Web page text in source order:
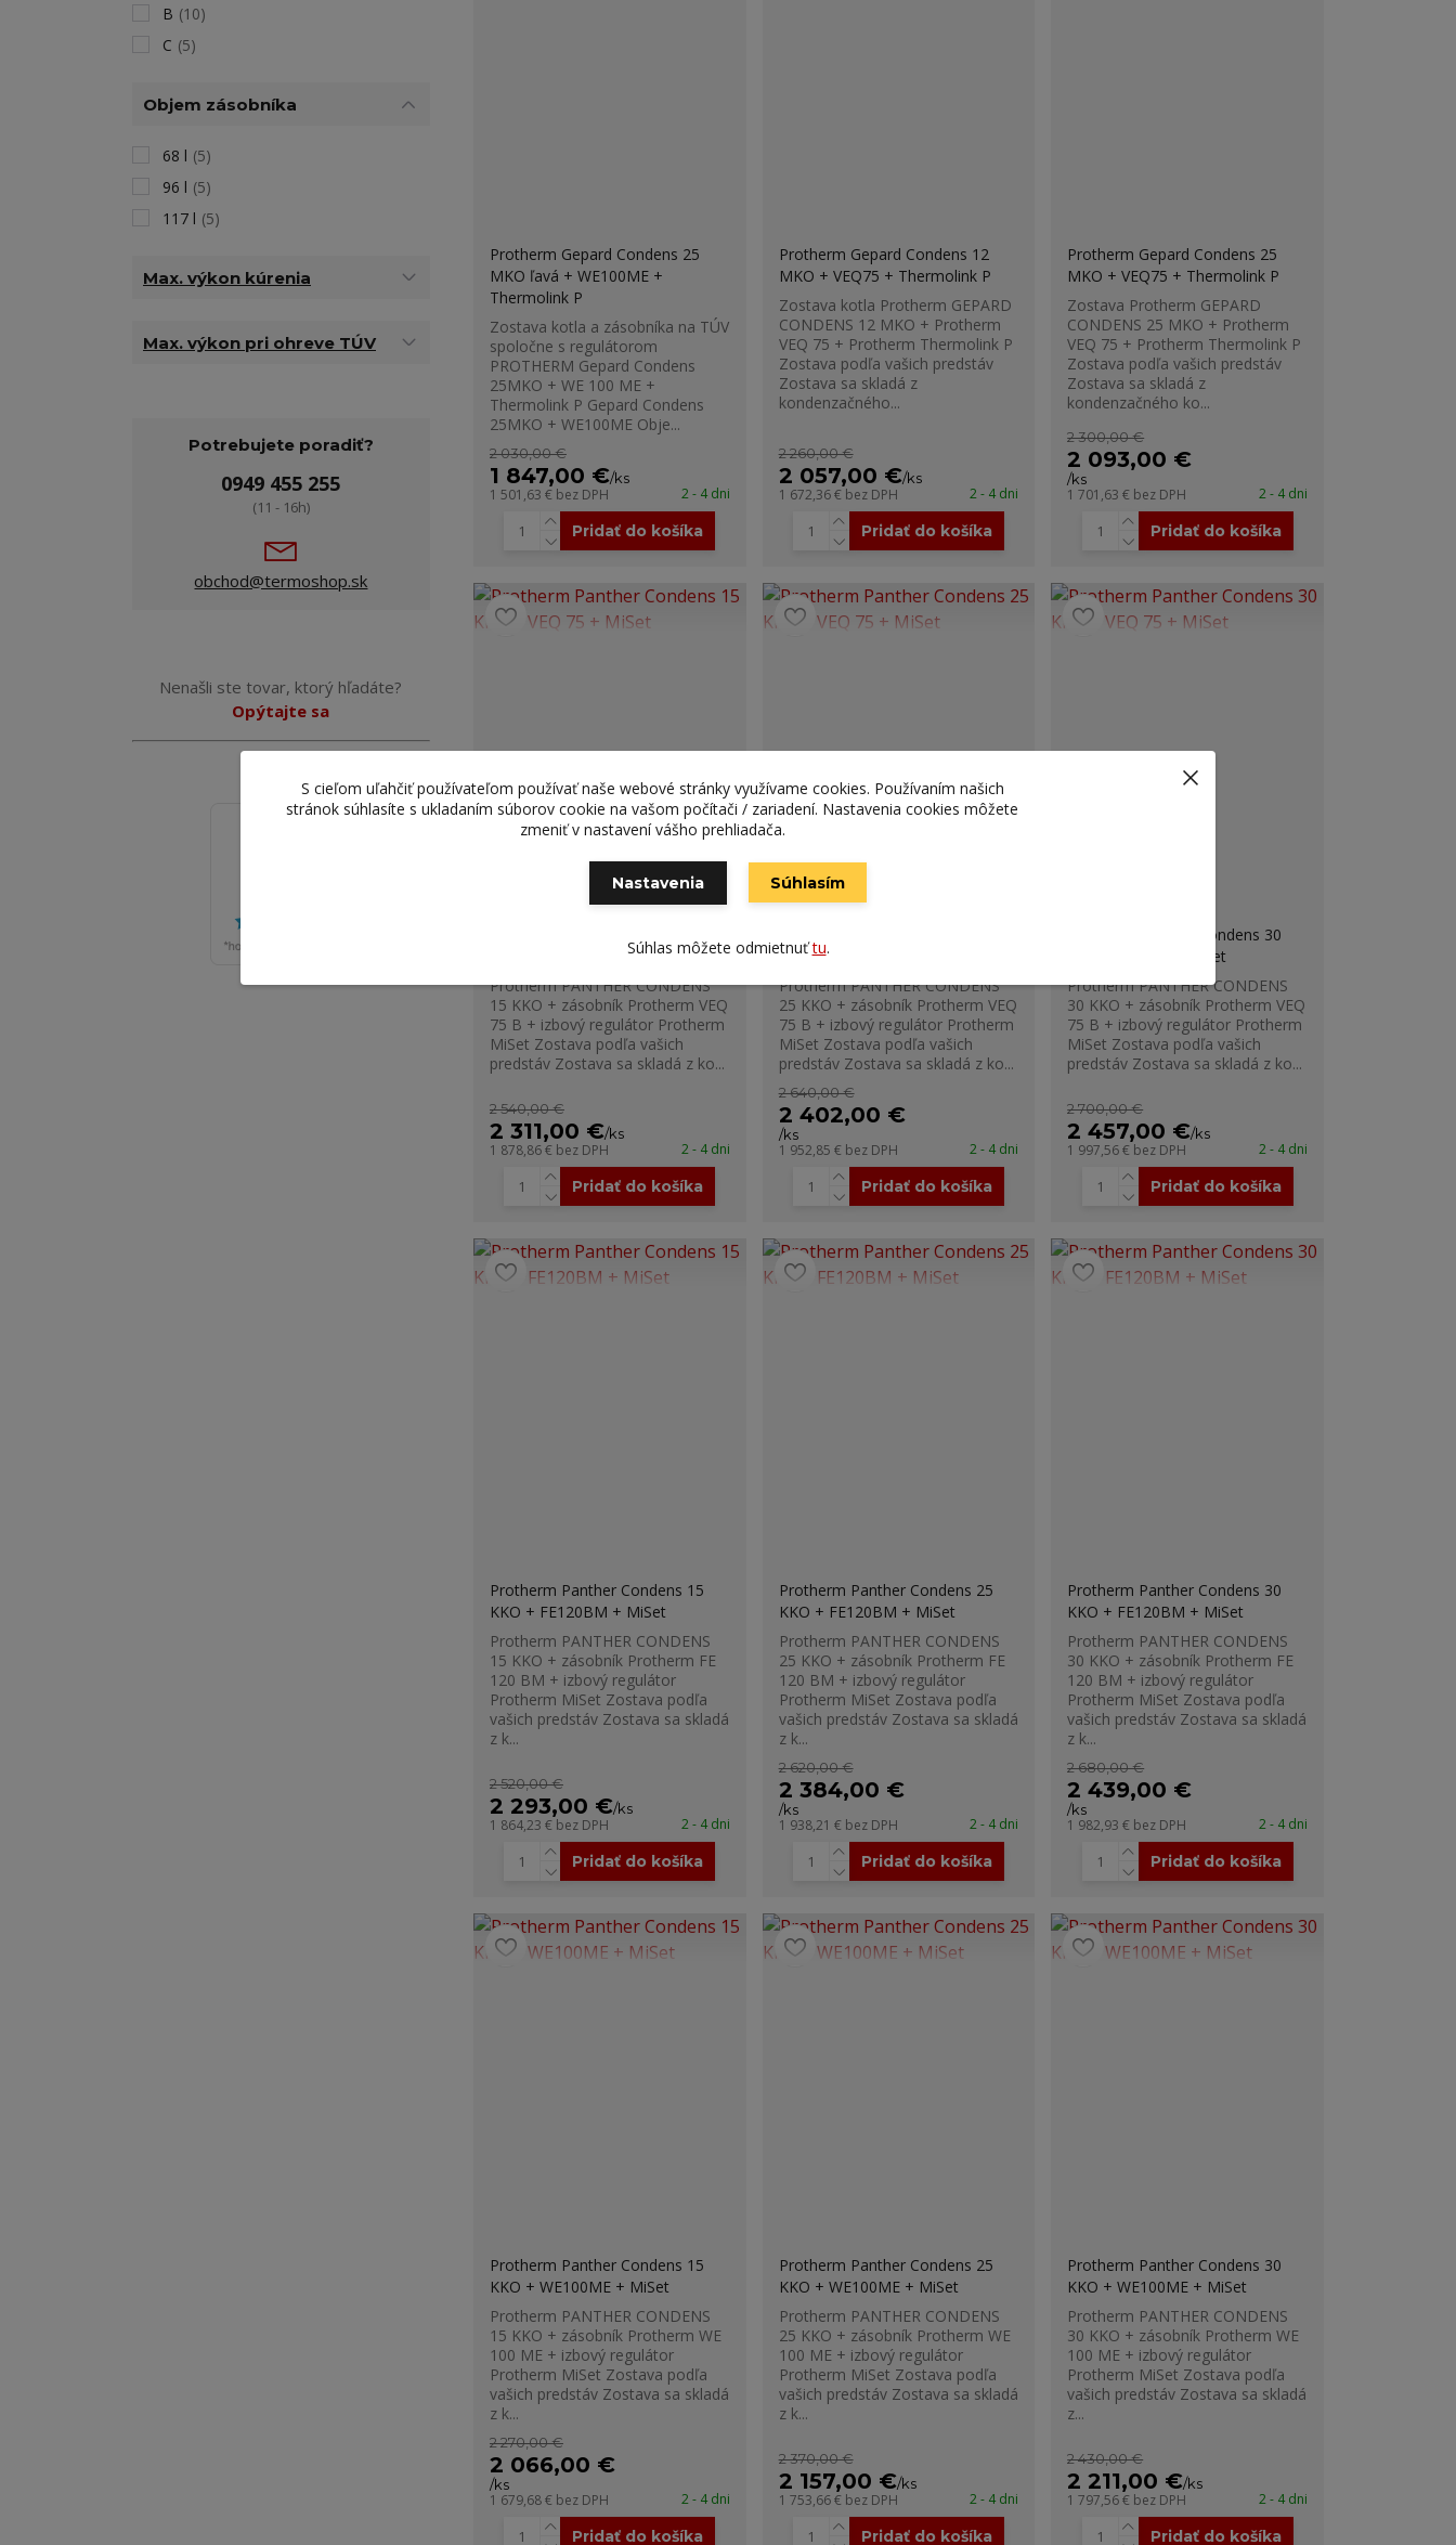
Protherm Gepard Condens 25
MKO ľavá + WE100ME +
Thermolink P
Zostava kotla a zásobníka na TÚV
spoločne s regulátorom
PROTHERM Gepard Condens
25MKO + WE 100 ME +
Thermolink P Gepard Condens
25MKO + WE100ME Obje...
2 030,00 €
1 847,00 €/ks
1 501,63 € bez DPH 2 - 4 dni
Pridať do košíka
Protherm Gepard Condens 12
MKO + VEQ75 + Thermolink P
Zostava kotla Protherm GEPARD
CONDENS 12 MKO + Protherm
VEQ 75 + Protherm Thermolink P
Zostava podľa vašich predstáv
Zostava sa skladá z
kondenzačného...
2 260,00 €
2 057,00 €/ks
1 672,36 € bez DPH 2 - 4 dni
Pridať do košíka
Protherm Gepard Condens 25
MKO + VEQ75 + Thermolink P
Zostava Protherm GEPARD
CONDENS 25 MKO + Protherm
VEQ 75 + Protherm Thermolink P
Zostava podľa vašich predstáv
Zostava sa skladá z
kondenzačného ko...
2 300,00 €
2 093,00 €
/ks
1 701,63 € bez DPH 2 - 4 dni
Pridať do košíka
KKO + VEQ 75 + MiSet
Protherm PANTHER CONDENS
15 KKO + zásobník Protherm VEQ
75 B + izbový regulátor Protherm
MiSet Zostava podľa vašich
predstáv Zostava sa skladá z ko...
2 540,00 €
2 311,00 €/ks
1 878,86 € bez DPH 2 - 4 dni
Pridať do košíka
KKO + VEQ 75 + MiSet
Protherm PANTHER CONDENS
25 KKO + zásobník Protherm VEQ
75 B + izbový regulátor Protherm
MiSet Zostava podľa vašich
predstáv Zostava sa skladá z ko...
2 640,00 €
2 402,00 €
/ks
1 952,85 € bez DPH 2 - 4 dni
Pridať do košíka
Protherm Panther Condens 30
KKO + VEQ 75 + MiSet
Protherm PANTHER CONDENS
30 KKO + zásobník Protherm VEQ
75 B + izbový regulátor Protherm
MiSet Zostava podľa vašich
predstáv Zostava sa skladá z ko...
2 700,00 €
2 457,00 €/ks
1 997,56 € bez DPH 2 - 4 dni
Pridať do košíka
Protherm Panther Condens 15
KKO + FE120BM + MiSet
Protherm PANTHER CONDENS
15 KKO + zásobník Protherm FE
120 BM + izbový regulátor
Protherm MiSet Zostava podľa
vašich predstáv Zostava sa skladá
z k...
2 520,00 €
2 293,00 €/ks
1 864,23 € bez DPH 2 - 4 dni
Pridať do košíka
Protherm Panther Condens 25
KKO + FE120BM + MiSet
Protherm PANTHER CONDENS
25 KKO + zásobník Protherm FE
120 BM + izbový regulátor
Protherm MiSet Zostava podľa
vašich predstáv Zostava sa skladá
z k...
2 620,00 €
2 384,00 €
/ks
1 938,21 € bez DPH 2 - 4 dni
Pridať do košíka
Protherm Panther Condens 30
KKO + FE120BM + MiSet
Protherm PANTHER CONDENS
30 KKO + zásobník Protherm FE
120 BM + izbový regulátor
Protherm MiSet Zostava podľa
vašich predstáv Zostava sa skladá
z k...
2 680,00 €
2 439,00 €
/ks
1 982,93 € bez DPH 2 - 4 dni
Pridať do košíka
Protherm Panther Condens 15
KKO + WE100ME + MiSet
Protherm PANTHER CONDENS
15 KKO + zásobník Protherm WE
100 ME + izbový regulátor
Protherm MiSet Zostava podľa
vašich predstáv Zostava sa skladá
z k...
2 270,00 €
2 066,00 €
/ks
1 679,68 € bez DPH 2 - 4 dni
Pridať do košíka
Protherm Panther Condens 25
KKO + WE100ME + MiSet
Protherm PANTHER CONDENS
25 KKO + zásobník Protherm WE
100 ME + izbový regulátor
Protherm MiSet Zostava podľa
vašich predstáv Zostava sa skladá
z k...
2 370,00 €
2 157,00 €/ks
1 753,66 € bez DPH 2 - 4 dni
Pridať do košíka
Protherm Panther Condens 30
KKO + WE100ME + MiSet
Protherm PANTHER CONDENS
30 KKO + zásobník Protherm WE
100 ME + izbový regulátor
Protherm MiSet Zostava podľa
vašich predstáv Zostava sa skladá
z...
2 430,00 €
2 211,00 €/ks
1 797,56 € bez DPH 2 - 4 dni
Pridať do košíka
B (10)
C (5)
Objem zásobníka
68 l (5)
96 l (5)
117 l (5)
Max. výkon kúrenia
Max. výkon pri ohreve TÚV
Potrebujete poradiť?
0949 455 255
(11 - 16h)
obchod@termoshop.sk
Nenašli ste tovar, ktorý hľadáte?
Opýtajte sa
S cieľom uľahčiť používateľom používať naše webové stránky využívame cookies. Používaním našich
stránok súhlasíte s ukladaním súborov cookie na vašom počítači / zariadení. Nastavenia cookies môžete
zmeniť v nastavení vášho prehliadača.
Nastavenia Súhlasím
Súhlas môžete odmietnuťtu.